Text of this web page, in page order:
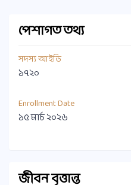
পেশাগত তথ্য
সদস্য আইডি
১৭২০
Enrollment Date
১৫ মার্চ ২০২৬
জীবন বৃত্তান্ত